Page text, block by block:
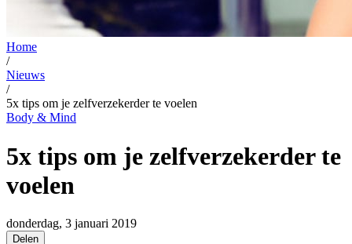
Home
/
Nieuws
/
5x tips om je zelfverzekerder te voelen
Body & Mind
5x tips om je zelfverzekerder te
voelen
donderdag, 3 januari 2019
Delen